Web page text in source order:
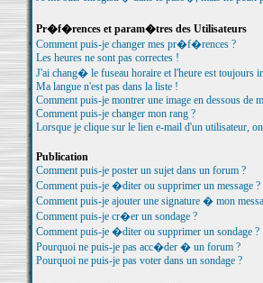
Pr�f�rences et param�tres des Utilisateurs
Comment puis-je changer mes pr�f�rences ?
Les heures ne sont pas correctes !
J'ai chang� le fuseau horaire et l'heure est toujours
Ma langue n'est pas dans la liste !
Comment puis-je montrer une image en dessous de
Comment puis-je changer mon rang ?
Lorsque je clique sur le lien e-mail d'un utilisateur,
Publication
Comment puis-je poster un sujet dans un forum ?
Comment puis-je �diter ou supprimer un message ?
Comment puis-je ajouter une signature � mon
Comment puis-je cr�er un sondage ?
Comment puis-je �diter ou supprimer un sondage ?
Pourquoi ne puis-je pas acc�der � un forum ?
Pourquoi ne puis-je pas voter dans un sondage ?